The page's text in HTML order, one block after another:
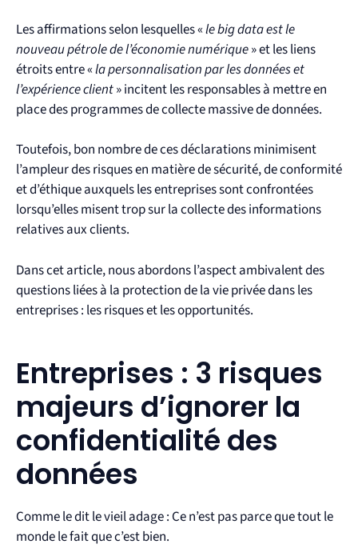
Les affirmations selon lesquelles «le big data est le
nouveau pétrole de l’économie numérique» et les liens
étroits entre «la personnalisation par les données et
l’expérience client» incitent les responsables à mettre en
place des programmes de collecte massive de données.
Toutefois, bon nombre de ces déclarations minimisent
l’ampleur des risques en matière de sécurité, de conformité
et d’éthique auxquels les entreprises sont confrontées
lorsqu’elles misent trop sur la collecte des informations
relatives aux clients.
Dans cet article, nous abordons l’aspect ambivalent des
questions liées à la protection de la vie privée dans les
entreprises : les risques et les opportunités. ​​
Entreprises : 3 risques
majeurs d’ignorer la
confidentialité des
données
Comme le dit le vieil adage : Ce n’est pas parce que tout le
monde le fait que c’est bien.